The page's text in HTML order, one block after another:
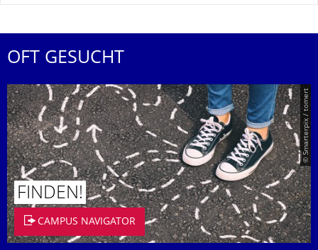
OFT GESUCHT
© Smarterpix / tomert
FINDEN!
CAMPUS NAVIGATOR